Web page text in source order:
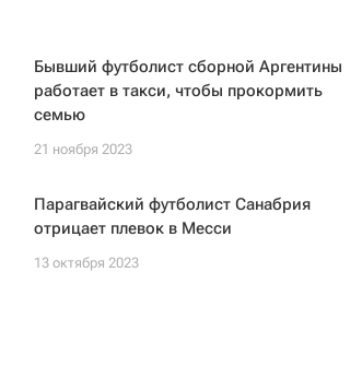
Бывший футболист сборной Аргентины
работает в такси, чтобы прокормить
семью
21 ноября 2023
Парагвайский футболист Санабрия
отрицает плевок в Месси
13 октября 2023